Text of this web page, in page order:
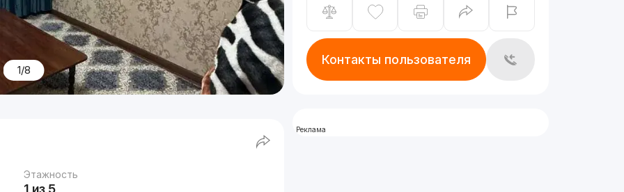
1/8
Этажность
1 из 5
Контакты пользователя
Реклама